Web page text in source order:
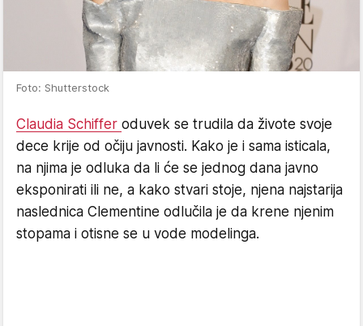
Foto: Shutterstock
Claudia Schiffer oduvek se trudila da živote svoje
dece krije od očiju javnosti. Kako je i sama isticala,
na njima je odluka da li će se jednog dana javno
eksponirati ili ne, a kako stvari stoje, njena najstarija
naslednica Clementine odlučila je da krene njenim
stopama i otisne se u vode modelinga.